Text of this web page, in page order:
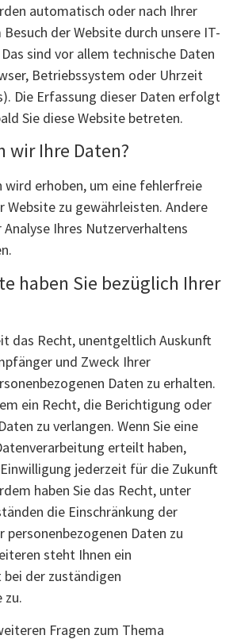
automatisch oder nach Ihrer
der Website durch unsere IT-
sind vor allem technische Daten
Betriebssystem oder Uhrzeit
Die Erfassung dieser Daten erfolgt
Sie diese Website betreten.
wir Ihre Daten?
wird erhoben, um eine fehlerfreie
Website zu gewährleisten. Andere
Analyse Ihres Nutzerverhaltens
haben Sie bezüglich Ihrer
das Recht, unentgeltlich Auskunft
und Zweck Ihrer
Daten zu erhalten.
ein Recht, die Berichtigung oder
zu verlangen. Wenn Sie eine
erteilt haben,
jederzeit für die Zukunft
haben Sie das Recht, unter
die Einschränkung der
personenbezogenen Daten zu
steht Ihnen ein
der zuständigen
zu.
Fragen zum Thema